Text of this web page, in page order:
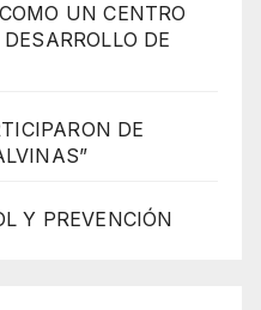
UN CENTRO
DE
DE
Y PREVENCIÓN